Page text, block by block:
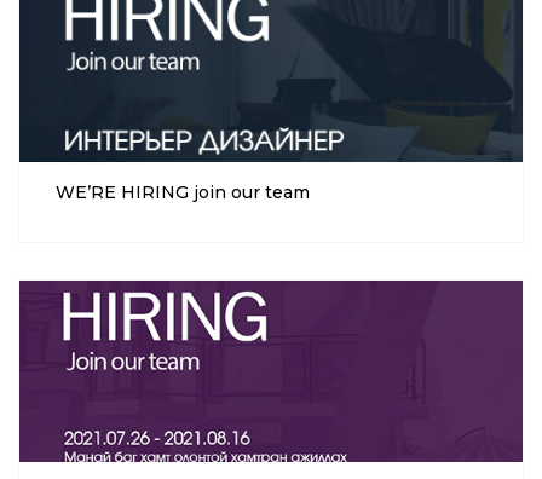
WE’RE HIRING join our team